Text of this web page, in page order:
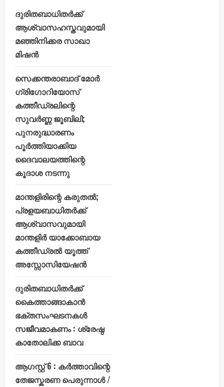
ദുരിതബാധിതർക്ക്
ആശ്വാസഹസ്തവുമായി
മഞ്ഞിനിക്കര സാഖാ
മിഷൻ
സെക്കന്തരാബാദ് മോർ
ഗ്രിഗോറിയോസ്
കത്തീഡ്രലിന്റെ
സുവർണ്ണ ജൂബിലി;
പുനരുദ്ധാരണം
പൂർത്തിയാക്കിയ
ദൈവാലയത്തിന്റെ
കൂദാശ നടന്നു
മാന്തളിരിന്റെ കരുതൽ;
പ്രളയബാധിതർക്ക്
ആശ്വാസവുമായി
മാന്തളിർ യാക്കോബായ
കത്തീഡ്രൽ യൂത്ത്
അസ്സോസിയേഷൻ
ദുരിതബാധിതർക്ക്
കൈത്താങ്ങാകാൻ
ഭക്തസംഘടനകൾ
സജീവമാകണം : ശ്രേഷ്ഠ
കാതോലിക്ക ബാവ
ആഗസ്റ്റ് 6 : കർത്താവിന്റെ
തേജസ്കരണ പെരുന്നാൾ /